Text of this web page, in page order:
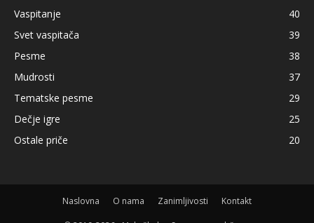
Vaspitanje
40
Svet vaspitača
39
Pesme
38
Mudrosti
37
Tematske pesme
29
Dečje igre
25
Ostale priče
20
Naslovna O nama Zanimljivosti Kontakt